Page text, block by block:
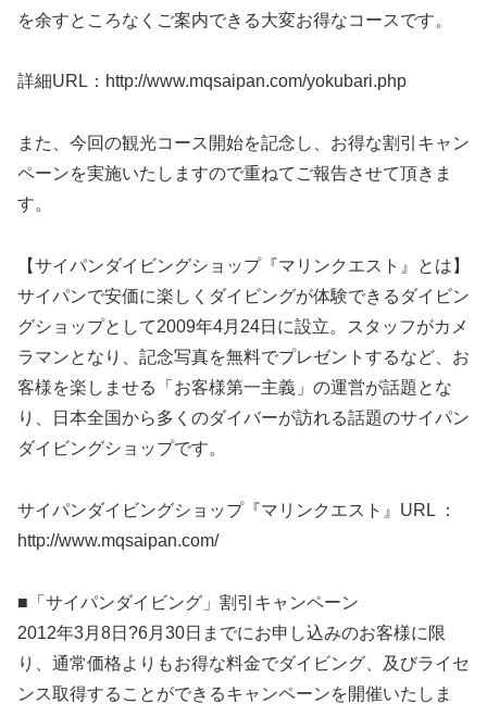
を余すところなくご案内できる大変お得なコースです。
詳細URL：http://www.mqsaipan.com/yokubari.php
また、今回の観光コース開始を記念し、お得な割引キャン
ペーンを実施いたしますので重ねてご報告させて頂きま
す。
【サイパンダイビングショップ『マリンクエスト』とは】
サイパンで安価に楽しくダイビングが体験できるダイビン
グショップとして2009年4月24日に設立。スタッフがカメ
ラマンとなり、記念写真を無料でプレゼントするなど、お
客様を楽しませる「お客様第一主義」の運営が話題とな
り、日本全国から多くのダイバーが訪れる話題のサイパン
ダイビングショップです。
サイパンダイビングショップ『マリンクエスト』URL ：
http://www.mqsaipan.com/
■「サイパンダイビング」割引キャンペーン
2012年3月8日?6月30日までにお申し込みのお客様に限
り、通常価格よりもお得な料金でダイビング、及びライセ
ンス取得することができるキャンペーンを開催いたしま